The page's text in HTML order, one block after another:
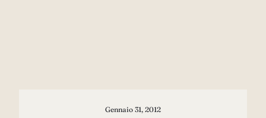
Gennaio 31, 2012